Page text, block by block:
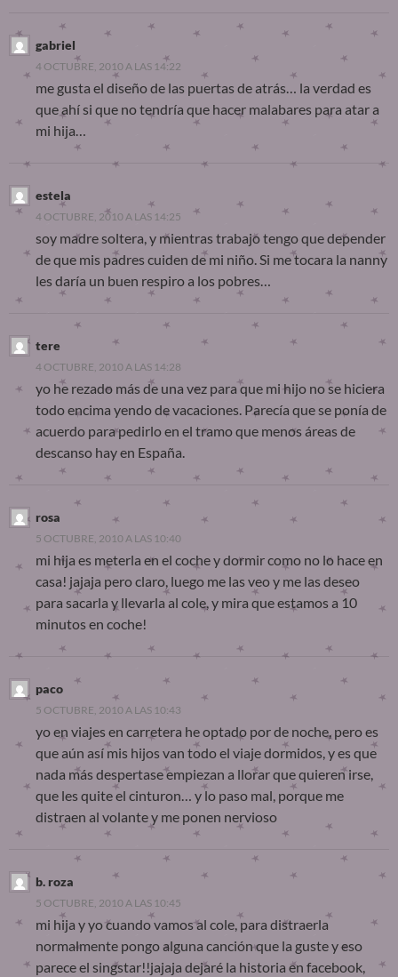
gabriel
4 OCTUBRE, 2010 A LAS 14:22
me gusta el diseño de las puertas de atrás… la verdad es
que ahí si que no tendría que hacer malabares para atar a
mi hija…
estela
4 OCTUBRE, 2010 A LAS 14:25
soy madre soltera, y mientras trabajo tengo que depender
de que mis padres cuiden de mi niño. Si me tocara la nanny
les daría un buen respiro a los pobres…
tere
4 OCTUBRE, 2010 A LAS 14:28
yo he rezado más de una vez para que mi hijo no se hiciera
todo encima yendo de vacaciones. Parecía que se ponía de
acuerdo para pedirlo en el tramo que menos áreas de
descanso hay en España.
rosa
5 OCTUBRE, 2010 A LAS 10:40
mi hija es meterla en el coche y dormir como no lo hace en
casa! jajaja pero claro, luego me las veo y me las deseo
para sacarla y llevarla al cole, y mira que estamos a 10
minutos en coche!
paco
5 OCTUBRE, 2010 A LAS 10:43
yo en viajes en carretera he optado por de noche, pero es
que aún así mis hijos van todo el viaje dormidos, y es que
nada más despertase empiezan a llorar que quieren irse,
que les quite el cinturon… y lo paso mal, porque me
distraen al volante y me ponen nervioso
b. roza
5 OCTUBRE, 2010 A LAS 10:45
mi hija y yo cuando vamos al cole, para distraerla
normalmente pongo alguna canción que la guste y eso
parece el singstar!!jajaja dejaré la historia en facebook,